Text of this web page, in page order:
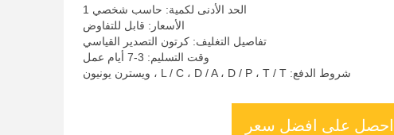
الحد الأدنى لكمية: حاسب شخصي 1
الأسعار: قابل للتفاوض
تفاصيل التغليف: كرتون التصدير القياسي
وقت التسليم: 3-7 أيام عمل
شروط الدفع: L / C ، D / A ، D / P ، T / T ، ويسترن يونيون
احصل على افضل سعر